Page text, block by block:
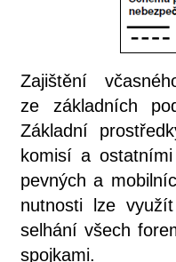
Zajištění
ze základních
Základní
komisí a
pevných a
nutnosti lze
selhání všech
spojkami.